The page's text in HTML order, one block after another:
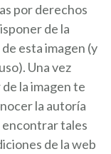
por derechos
de la
esta imagen (y
Una vez
la imagen te
la autoría
encontrar tales
de la web